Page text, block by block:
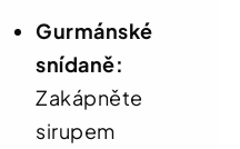
Gurmánské
snídaně:
Zakápněte
sirupem